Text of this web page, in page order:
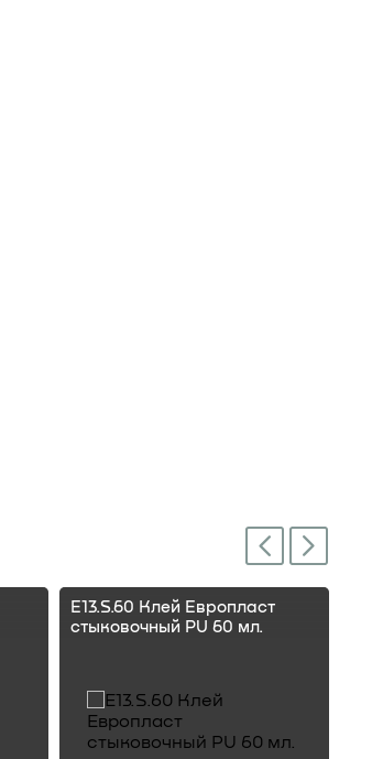
Previous
E13.S.60 Клей Европласт
стыковочный PU 60 мл.
Next